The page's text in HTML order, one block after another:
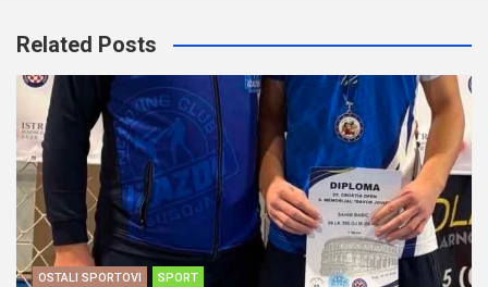
Related Posts
OSTALI SPORTOVI SPORT